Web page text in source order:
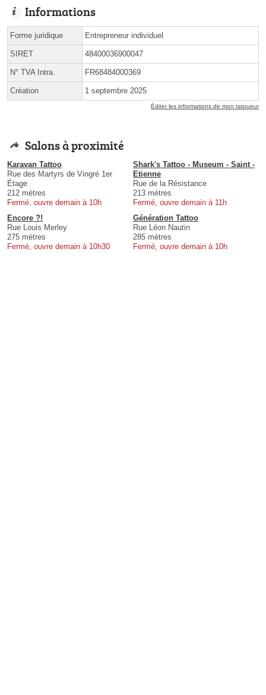
Informations
Forme juridique Entrepreneur individuel
SIRET 48400036900047
N° TVA Intra. FR68484000369
Création 1 septembre 2025
Éditer les informations de mon tatoueur
Salons à proximité
Karavan Tattoo
Rue des Martyrs de Vingré 1er
Étage
212 mètres
Fermé, ouvre demain à 10h
Shark's Tattoo - Museum - Saint -
Etienne
Rue de la Résistance
213 mètres
Fermé, ouvre demain à 11h
Encore ?!
Rue Louis Merley
275 mètres
Fermé, ouvre demain à 10h30
Génération Tattoo
Rue Léon Nautin
285 mètres
Fermé, ouvre demain à 10h